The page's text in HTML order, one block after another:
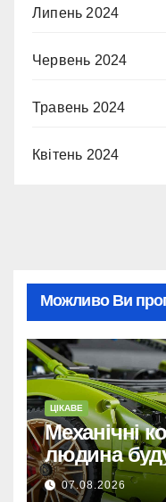
Липень 2024
Червень 2024
Травень 2024
Квітень 2024
Можливо Ви
ЦІКАВЕ
Механічні
людина
машиною
07.08.2026